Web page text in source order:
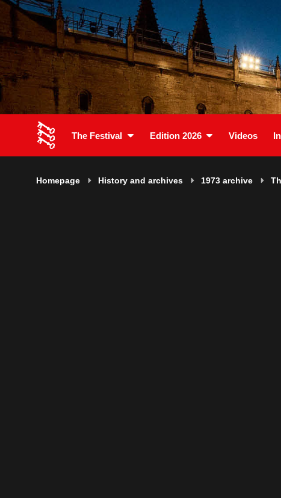
The Festival Edition 2026 Videos
Homepage History and archives 1973 archive